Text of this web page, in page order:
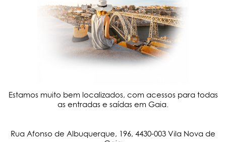
Estamos muito bem localizados, com acessos para todas
as entradas e saídas em Gaia.
Rua Afonso de Albuquerque, 196, 4430-003 Vila Nova de